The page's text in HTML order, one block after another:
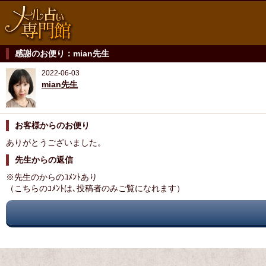
感謝のお便り：mian先生
2022-06-03
mian先生
お客様からのお便り
ありがとうございました。
先生からの返信
※先生のからのｺﾒﾝﾄあり
（こちらのｺﾒﾝﾄは､投稿者のみご覧になれます）